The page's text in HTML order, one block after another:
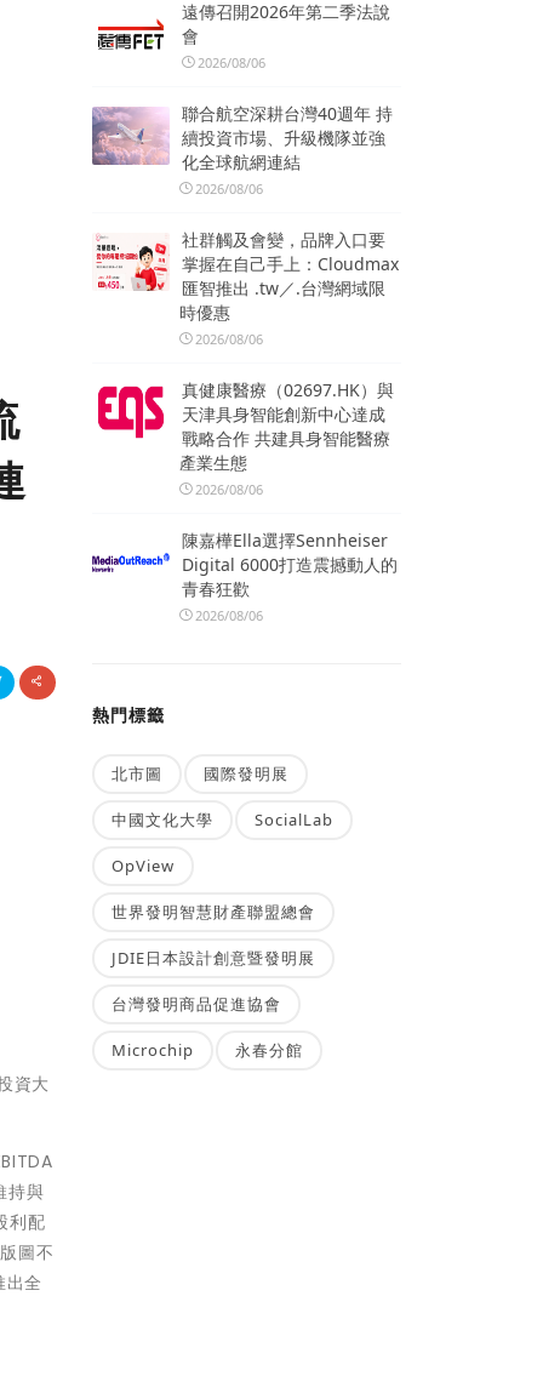
資大
持與
利配
圖不
全
遠傳召開2026年第二季法說
會
2026/08/06
聯合航空深耕台灣40週年 持
續投資市場、升級機隊並強
化全球航網連結
2026/08/06
社群觸及會變，品牌入口要
掌握在自己手上：Cloudmax
匯智推出 .tw／.台灣網域限
時優惠
2026/08/06
真健康醫療（02697.HK）與
天津具身智能創新中心達成
戰略合作 共建具身智能醫療
產業生態
2026/08/06
陳嘉樺Ella選擇Sennheiser
Digital 6000打造震撼動人的
青春狂歡
2026/08/06
熱門標籤
北市圖 國際發明展
中國文化大學 SocialLab
OpView
世界發明智慧財產聯盟總會
JDIE日本設計創意暨發明展
台灣發明商品促進協會
Microchip 永春分館